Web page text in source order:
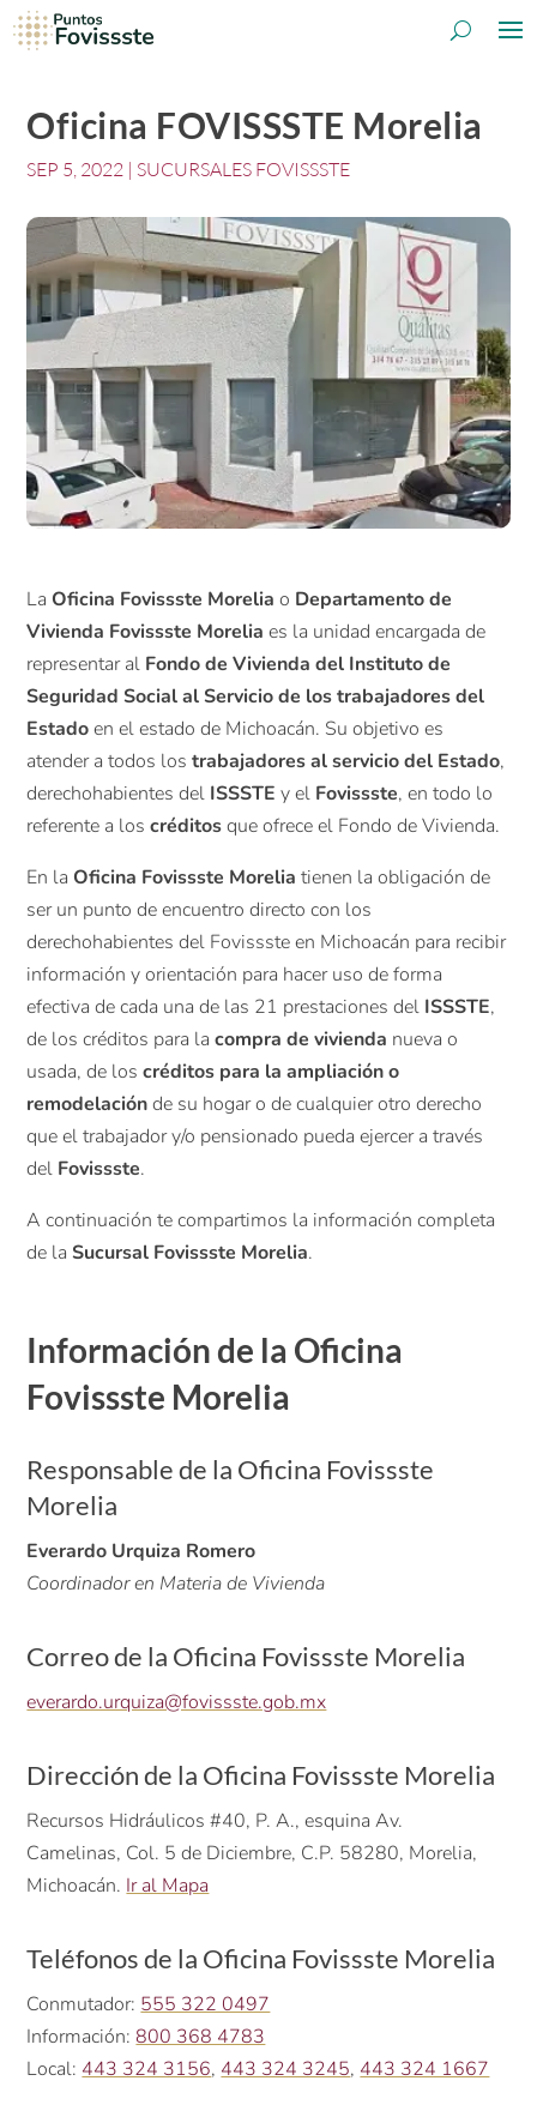
Oficina FOVISSSTE Morelia
SEP 5, 2022 | SUCURSALES FOVISSSTE
La Oficina Fovissste Morelia o Departamento de
Vivienda Fovissste Moreliaes la unidad encargada de
representar al Fondo de Vivienda del Instituto de
Seguridad Social al Servicio de los trabajadores del
Estadoen el estado de Michoacán. Su objetivo es
atender a todos los trabajadores al servicio del Estado,
derechohabientes del ISSSTE y el Fovissste, en todo lo
referente a loscréditosque ofrece el Fondo de Vivienda.
En la Oficina Fovissste Morelia tienen la obligación de
ser un punto de encuentro directo con los
derechohabientes del Fovissste en Michoacán para recibir
información y orientación para hacer uso de forma
efectiva de cada una de las 21 prestaciones del ISSSTE,
de los créditos para la compra de vivienda nueva o
usada, de loscréditos para la ampliación o
remodelaciónde su hogar o de cualquier otro derecho
que el trabajador y/o pensionado pueda ejercer a través
del Fovissste.
A continuación te compartimos la información completa
de laSucursal Fovissste Morelia.
Información de la Oficina
Fovissste Morelia
Responsable de la Oficina Fovissste
Morelia
Everardo Urquiza Romero
Coordinador en Materia de Vivienda
Correo de la Oficina Fovissste Morelia
everardo.urquiza@fovissste.gob.mx
Dirección de la Oficina Fovissste Morelia
Recursos Hidráulicos #40, P. A., esquina Av.
Camelinas, Col. 5 de Diciembre, C.P. 58280, Morelia,
Michoacán. Ir al Mapa
Teléfonos de la Oficina Fovissste Morelia
Conmutador: 555 322 0497
Información: 800 368 4783
Local: 443 324 3156, 443 324 3245, 443 324 1667